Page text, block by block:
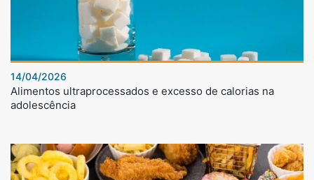
14/04/2026
Alimentos ultraprocessados e excesso de calorias na
adolescência